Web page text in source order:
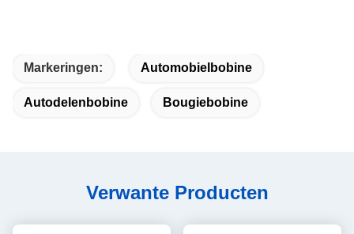
Markeringen: Automobielbobine
Autodelenbobine Bougiebobine
Verwante Producten